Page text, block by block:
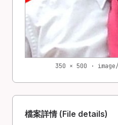
350 × 500 ·
檔案詳情 (File details)